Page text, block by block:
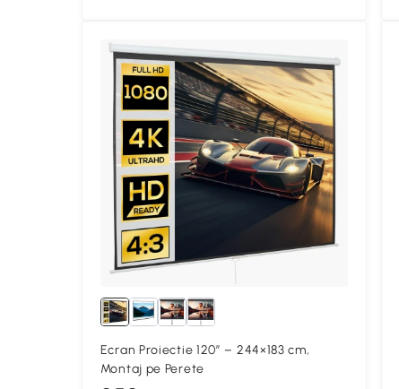
Ecran Proiectie 120” – 244×183 cm,
Montaj pe Perete